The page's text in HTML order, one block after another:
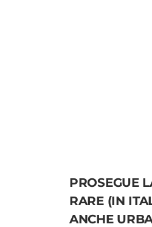
PROSEGUE
RARE (IN
ANCHE